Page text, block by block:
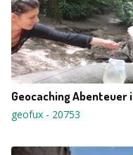
Geocaching Abenteuer
geofux - 20753